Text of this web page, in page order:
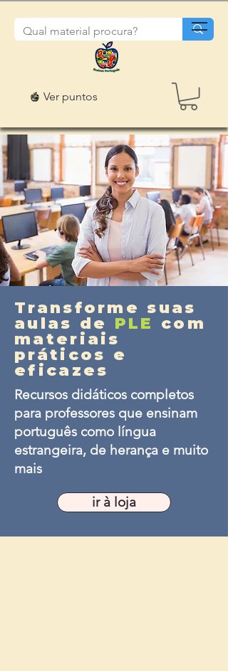
Ver puntos
Transforme suas
aulas de PLE com
materiais
práticos e
eficazes
Recursos didáticos completos
para professores que ensinam
português como língua
estrangeira, de herança e muito
mais
ir à loja